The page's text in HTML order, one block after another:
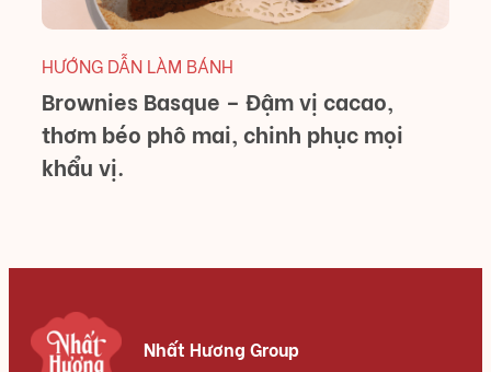
HƯỚNG DẪN LÀM BÁNH
Brownies Basque – Đậm vị cacao,
thơm béo phô mai, chinh phục mọi
khẩu vị.
Nhất Hương Group